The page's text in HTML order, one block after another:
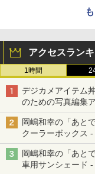
アクセスラン
1時間
デジカメアイテム
のための写真編集
る「Filmator」
岡嶋和幸の「あと
クーラーボックス
岡嶋和幸の「あと
車用サンシェード